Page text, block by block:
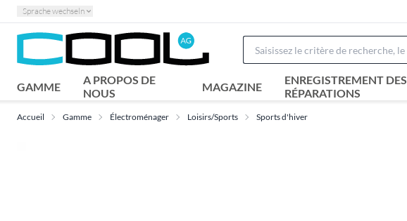
Sprache wechseln
GAMME
A PROPOS DE
NOUS
MAGAZINE
ENREGISTREMENT DES
RÉPARATIONS
Accueil Gamme Électroménager Loisirs/Sports Sports d'hiver